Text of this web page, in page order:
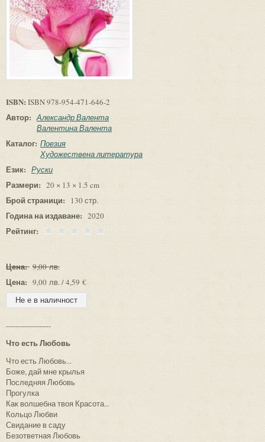
ISBN: ISBN 978-954-471-646-2
Автор: Александр Валента
Валентина Валента
Каталог: Поезия
Художествена литература
Език: Руски
Размери: 20 × 13 × 1.5 cm
Брой страници: 130 стр.
Година на издаване: 2020
Рейтинг:
Цена: 9,00 лв.
Цена: 9,00 лв. / 4,59 €
-------------------
Что есть Любовь
Что есть Любовь...
Боже, дай мне крылья
Последняя Любовь
Прогулка
Как волшебна твоя Красота...
Кольцо Любви
Свидание в саду
Безответная Любовь